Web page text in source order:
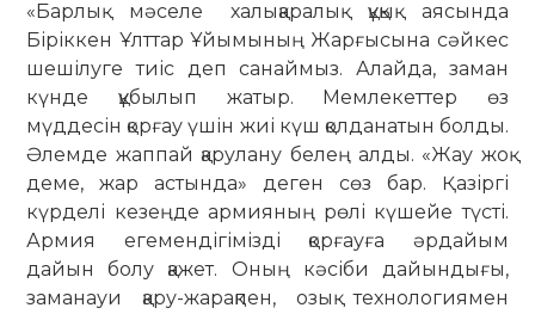
«Барлық мәселе халықаралық құқық аясында
Біріккен Ұлттар Ұйымының Жарғысына сәйкес
шешілуге тиіс деп санаймыз. Алайда, заман
күнде құбылып жатыр. Мемлекеттер өз
мүддесін қорғау үшін жиі күш қолданатын болды.
Әлемде жаппай қарулану белең алды. «Жау жоқ
деме, жар астында» деген сөз бар. Қазіргі
күрделі кезеңде армияның рөлі күшейе түсті.
Армия егемендігімізді қорғауға әрдайым
дайын болу қажет. Оның кәсіби дайындығы,
заманауи қару-жарақпен, озық технологиямен